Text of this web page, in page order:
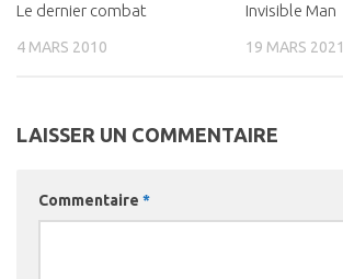
Le dernier combat
4 MARS 2010
Invisible Man
19 MARS 2021
LAISSER UN COMMENTAIRE
Commentaire *